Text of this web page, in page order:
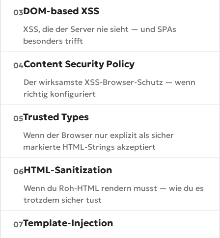
03DOM-based XSS
XSS, die der Server nie sieht — und SPAs
besonders trifft
04Content Security Policy
Der wirksamste XSS-Browser-Schutz — wenn
richtig konfiguriert
05Trusted Types
Wenn der Browser nur explizit als sicher
markierte HTML-Strings akzeptiert
06HTML-Sanitization
Wenn du Roh-HTML rendern musst — wie du es
trotzdem sicher tust
07Template-Injection